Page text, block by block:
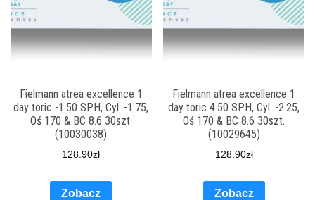
Fielmann atrea excellence 1
day toric -1.50 SPH, Cyl. -1.75,
Oś 170 & BC 8.6 30szt.
(10030038)
128.90zł
Zobacz
Fielmann atrea excellence 1
day toric 4.50 SPH, Cyl. -2.25,
Oś 170 & BC 8.6 30szt.
(10029645)
128.90zł
Zobacz